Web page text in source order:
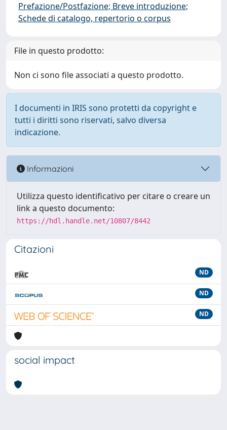
Prefazione/Postfazione; Breve introduzione;
Schede di catalogo, repertorio o corpus
File in questo prodotto:
Non ci sono file associati a questo prodotto.
I documenti in IRIS sono protetti da copyright e
tutti i diritti sono riservati, salvo diversa
indicazione.
Informazioni
Utilizza questo identificativo per citare o creare un
link a questo documento:
https://hdl.handle.net/10807/8442
Citazioni
ND
ND
ND
social impact